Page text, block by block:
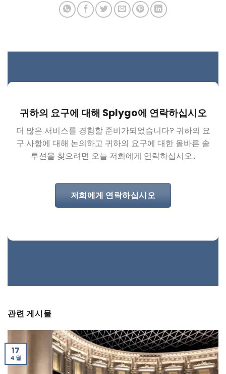
귀하의 요구에 대해 Splygo에 연락하십시오
더 많은 서비스를 경험할 준비가되었습니다? 귀하의 요
구 사항에 대해 논의하고 귀하의 요구에 대한 올바른 솔
루션을 찾으려면 오늘 저희에게 연락하십시오..
저희에게 연락하십시오
관련 게시물
17
4 월